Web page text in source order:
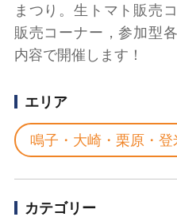
まつり。生トマト販売
販売コーナー，参加型
内容で開催します！
エリア
鳴子・大崎・栗原・登
カテゴリー